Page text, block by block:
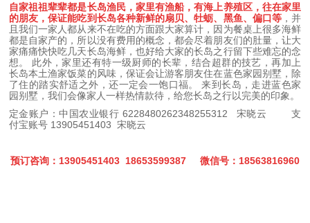
自家祖祖辈辈都是长岛渔民，家里有渔船，有海上养殖区，往在家里
的朋友，保证能吃到长岛各种新鲜的扇贝、牡蛎、黑鱼、偏口等，并
且我们一家人都从来不在吃的方面跟大家算计，因为餐桌上很多海鲜
都是自家产的，所以没有费用的概念，都会尽着朋友们的肚量，让大
家痛痛快快吃几天长岛海鲜，也好给大家的长岛之行留下些难忘的念
想。 此外，家里还有特一级厨师的长辈，结合超群的技艺，再加上
长岛本土渔家饭菜的风味，保证会让游客朋友住在蓝色家园别墅，除
了住的踏实舒适之外，还一定会一饱口福。 来到长岛，走进蓝色家
园别墅，我们会像家人一样热情款待，给您长岛之行以完美的印象。
定金账户：中国农业银行 6228480262348255312 宋晓云 支
付宝账号 13905451403 宋晓云
预订咨询：13905451403 18653599387 微信号：18563816960